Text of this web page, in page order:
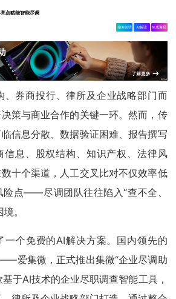
点赋能智能尽调
相关舆情 AI解读 生成海报
、券商投行、律所及企业战略部门而
策与商业合作的关键一环。然而，传
信息分散、数据验证困难、报告撰写
息、股权结构、知识产权、法律风
十个渠道，人工交叉比对不仅效率低
点——尽调团队往往陷入“查不全、
。
一个免费的AI解决方案。国内领先的
爱集微，正式推出集微“企业尽调助
于AI技术的企业尽职调查智能工具，